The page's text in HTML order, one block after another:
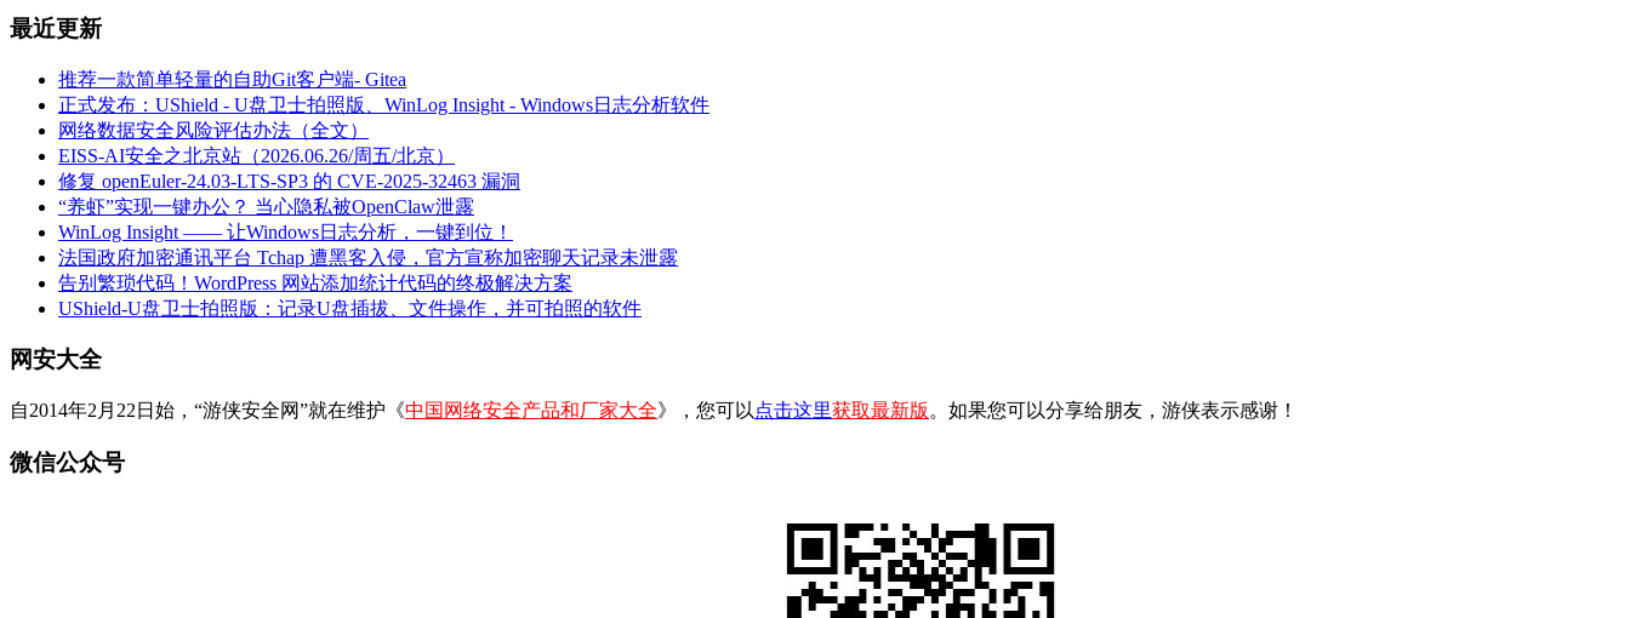
最近更新
推荐一款简单轻量的自助Git客户端- Gitea
正式发布：UShield - U盘卫士拍照版、WinLog Insight - Windows日志分析软件
网络数据安全风险评估办法（全文）
EISS-AI安全之北京站（2026.06.26/周五/北京）
修复 openEuler-24.03-LTS-SP3 的 CVE-2025-32463 漏洞
“养虾”实现一键办公？ 当心隐私被OpenClaw泄露
WinLog Insight —— 让Windows日志分析，一键到位！
法国政府加密通讯平台 Tchap 遭黑客入侵，官方宣称加密聊天记录未泄露
告别繁琐代码！WordPress 网站添加统计代码的终极解决方案
UShield-U盘卫士拍照版：记录U盘插拔、文件操作，并可拍照的软件
网安大全
自2014年2月22日始，“游侠安全网”就在维护《中国网络安全产品和厂家大全》，您可以 点击这里获取最新版 。如果您可以分享给朋友，游侠表示感谢！
微信公众号